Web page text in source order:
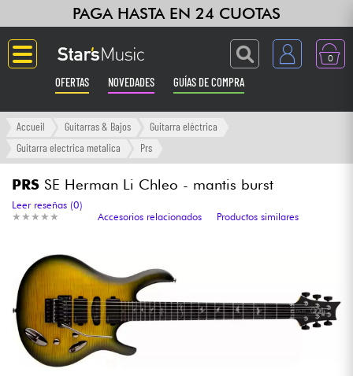
PAGA HASTA EN 24 CUOTAS
0
OFERTAS NOVEDADES GUÍAS DE COMPRA
Langue
Ampli & Efectos
Sintetizadores & samplers
Grabación
Auriculares
Accueil Guitarras & Bajos
Guitarra eléctrica
Guitarra electrica metalica
Prs
PRS SE Herman Li Chleo - mantis burst
★ ★ ★ ★ ★
★ ★ ★ ★ ★
Leer reseñas (0)
Accesorios relacionados
Productos similares